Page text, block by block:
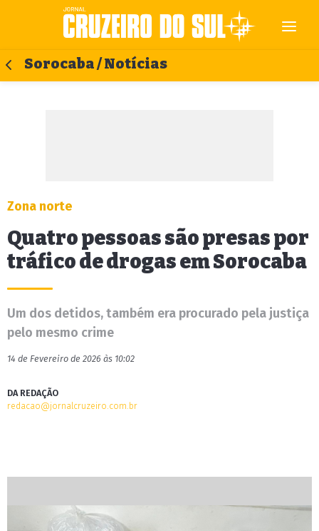
Sorocaba / Notícias
Zona norte
Quatro pessoas são presas por
tráfico de drogas em Sorocaba
Um dos detidos, também era procurado pela justiça
pelo mesmo crime
14 de Fevereiro de 2026 às 10:02
DA REDAÇÃO
redacao@jornalcruzeiro.com.br